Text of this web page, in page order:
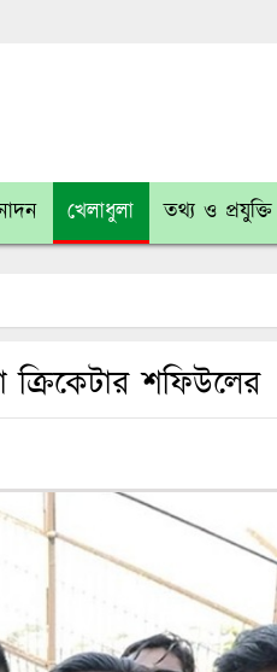
খেলাধুলা তথ্য ও প্রযুক্তি
ক্রিকেটার শফিউলের